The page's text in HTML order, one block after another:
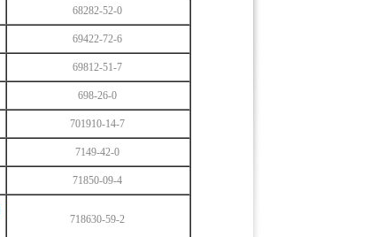
68282-52-0
69422-72-6
69812-51-7
698-26-0
701910-14-7
7149-42-0
71850-09-4
718630-59-2